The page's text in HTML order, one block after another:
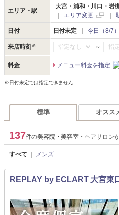
エリア・駅
大宮・浦和・川口・岩
エリア変更
日付 日付未定 今日（8/7）
来店時刻 ～
料金 メニュー料金を指定
※日付未定では指定できません
標準 オスス
137件の美容院・美容室・ヘアサロン
すべて メンズ
REPLAY by ECLART 大宮東